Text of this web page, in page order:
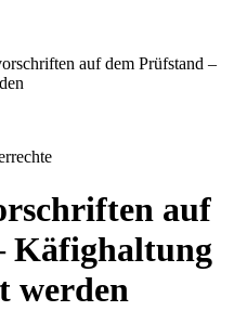
auf dem Prüfstand –
auf
Käfighaltung
werden